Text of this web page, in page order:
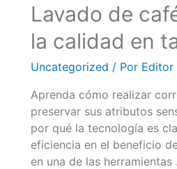
Lavado de
la calidad en
Uncategorized / Por Editor
Aprenda cómo realizar
preservar sus atributos
por qué la tecnología es
eficiencia en el beneficio
en una de las herramientas